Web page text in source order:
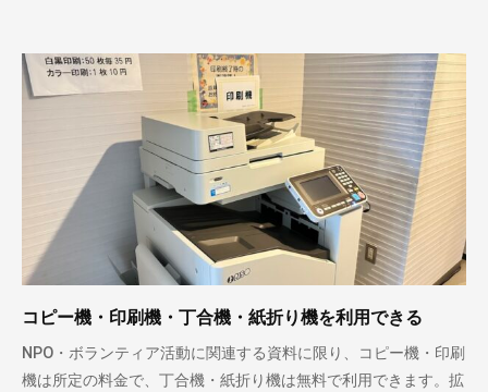
コピー機・印刷機・丁合機・紙折り機を利用できる
NPO・ボランティア活動に関連する資料に限り、コピー機・印刷
機は所定の料金で、丁合機・紙折り機は無料で利用できます。拡